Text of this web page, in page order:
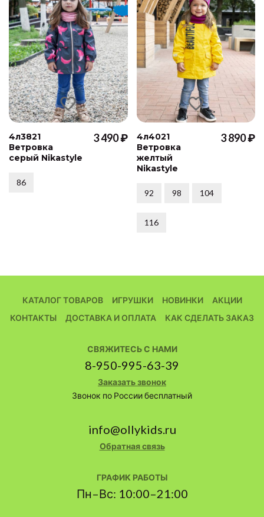
4л3821
Ветровка
серый Nikastyle
3 490 ₽
86
4л4021
Ветровка
желтый
Nikastyle
3 890 ₽
92 98 104
116
КАТАЛОГ ТОВАРОВ ИГРУШКИ НОВИНКИ
АКЦИИ
КОНТАКТЫ
ДОСТАВКА И ОПЛАТА КАК СДЕЛАТЬ ЗАКАЗ
СВЯЖИТЕСЬ С НАМИ
8-950-995-63-39
Заказать звонок
Звонок по России бесплатный
info@ollykids.ru
Обратная связь
ГРАФИК РАБОТЫ
Пн–Вс: 10:00–21:00